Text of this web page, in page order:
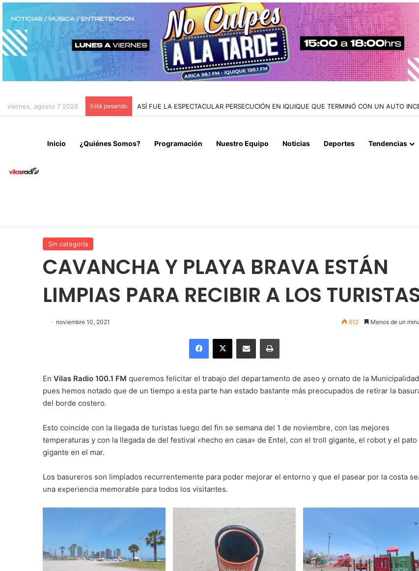
viernes, agosto 7 2026 Está pasando ASÍ FUE LA ESPECTACULAR PERSECUCIÓN EN IQUIQUE QUE TERMINÓ CON UN AUTO
Inicio ¿Quiénes Somos? Programación Nuestro Equipo Noticias Deportes Tendencias
Sin categoría
CAVANCHA Y PLAYA BRAVA ESTÁN
LIMPIAS PARA RECIBIR A LOS
noviembre 10, 2021 612 Menos de un
Facebook
X Enviar vía email Imprimir
En Vilas Radio 100.1 FM queremos felicitar el trabajo del departamento de aseo y ornato de la
pues hemos notado que de un tiempo a esta parte han estado bastante más preocupados de retirar la
del borde costero.
Esto coincide con la llegada de turistas luego del fin se semana del 1 de noviembre, con las mejores
temperaturas y con la llegada de del festival «hecho en casa» de Entel, con el troll gigante, el robot y el pato
gigante en el mar.
Los basureros son limpiados recurrentemente para poder mejorar el entorno y que el pasear por la costa
una experiencia memorable para todos los visitantes.